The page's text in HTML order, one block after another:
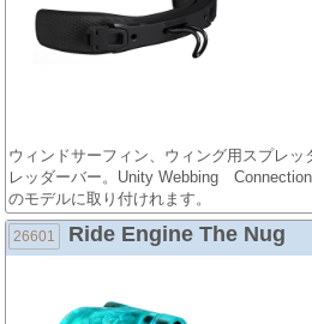
ウィンドサーフィン、ウィング用スプレ
レッダーバー。Unity Webbing
のモデルに取り付けれます。
26601 Ride Engine The Nug